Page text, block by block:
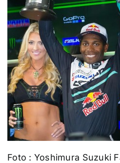
Foto : Yoshimura Suzuki